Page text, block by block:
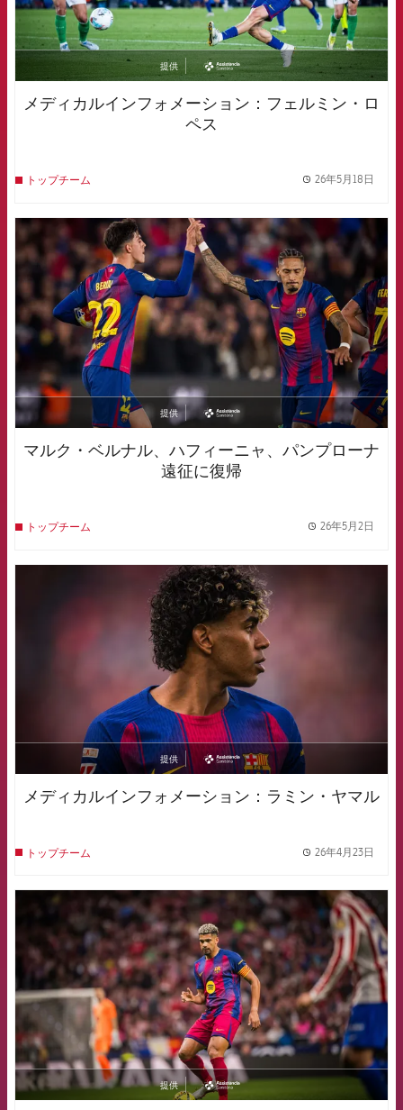
提供
asistencia
メディカルインフォメーション：フェルミン・ロ
ペス
トップチーム 26年5月18日
FCB Barcelona badge
提供
asistencia
マルク・ベルナル、ハフィーニャ、パンプローナ
遠征に復帰
トップチーム 26年5月2日
FCB Barcelona badge
提供
asistencia
メディカルインフォメーション：ラミン・ヤマル
トップチーム 26年4月23日
FCB Barcelona badge
提供
asistencia